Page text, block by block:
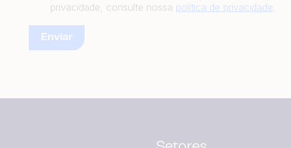
privacidade, consulte nossa política de privacidade.